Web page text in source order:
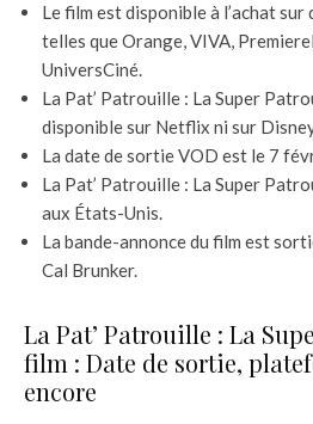
Le film est disponible à l’achat
telles que Orange, VIVA,
UniversCiné.
La Pat’ Patrouille : La Super
disponible sur Netflix ni sur
La date de sortie VOD est le 7
La Pat’ Patrouille : La Super
aux États-Unis.
La bande-annonce du film est
Cal Brunker.
La Pat’ Patrouille : La
film : Date de sortie,
encore